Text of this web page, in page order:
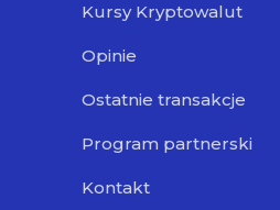
Kursy Kryptowalut
Opinie
Ostatnie transakcje
Program partnerski
Kontakt